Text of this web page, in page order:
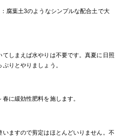
腐葉土3のようなシンプルな配合土で大
てしまえば水やりは不要です。真夏に日照
りとやりましょう。
に緩効性肥料を施します。
いますので剪定はほとんどいりません。不